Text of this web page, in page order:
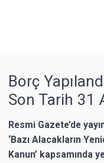
Borç
Son Tarih 31
Resmi Gazete’de
‘Bazı Alacakların
Kanun’ kapsamında